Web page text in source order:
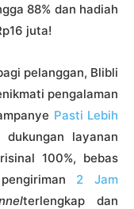
88% dan hadiah
juta!
pelanggan, Blibli
pengalaman
Pasti Lebih
layanan
100%, bebas
2 Jam
terlengkap dan